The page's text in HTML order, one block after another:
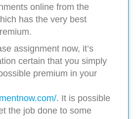
online from the
has the very best
assignment now, it’s
certain that you simply
premium in your
. It is possible
the job done to some